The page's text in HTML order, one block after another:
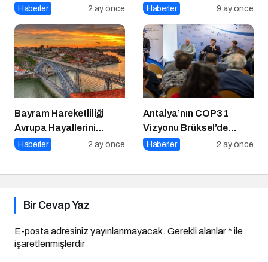
Girişimcilerin Büyük
Haberler 2 ay önce
Zirve İçin İstanbul’da
Haberler 9 ay önce
Bayram Hareketliliği
Avrupa Hayallerini
Tetikledi
Haberler 2 ay önce
Antalya’nın COP31
Vizyonu Brüksel’de
Yankılandı
Haberler 2 ay önce
Bir Cevap Yaz
E-posta adresiniz yayınlanmayacak. Gerekli alanlar* ile
işaretlenmişlerdir